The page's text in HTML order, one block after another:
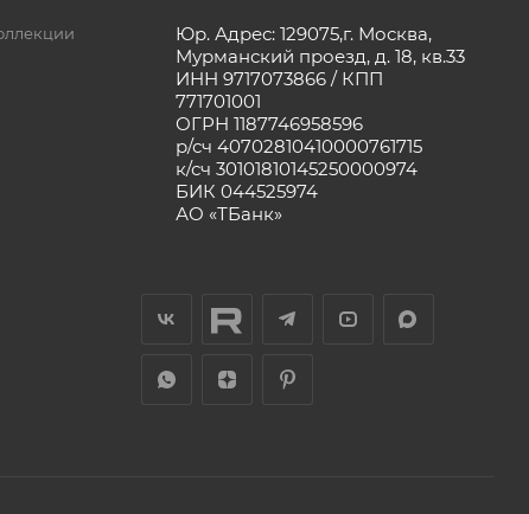
Юр. Адрес: 129075,г. Москва,
Мурманский проезд, д. 18, кв.33
ИНН 9717073866 / КПП
771701001
ОГРН 1187746958596
р/сч 40702810410000761715
к/сч 30101810145250000974
БИК 044525974
АО «ТБанк»